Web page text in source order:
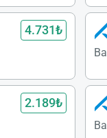
4.731₺
2.189₺